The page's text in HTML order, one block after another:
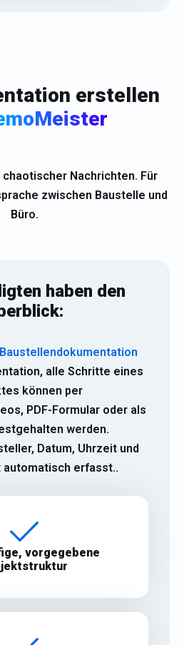
erstellen
Nachrichten. Für
zwischen Baustelle und
Büro.
haben den
Baustellendokumentation
alle Schritte eines
können per
PDF-Formular oder als
werden.
Datum, Uhrzeit und
automatisch erfasst..
vorgegebene